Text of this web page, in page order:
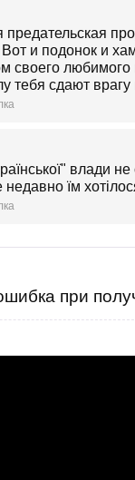
предательская
и подонок и
своего
тебя сдают врагу
влади
недавно їм
при